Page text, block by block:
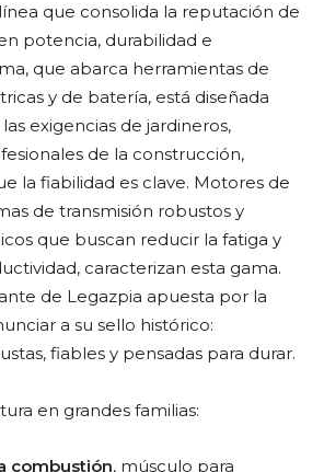
que consolida la reputación de
potencia, durabilidad e
que abarca herramientas de
y de batería, está diseñada
exigencias de jardineros,
de la construcción,
la fiabilidad es clave. Motores de
de transmisión robustos y
que buscan reducir la fatiga y
caracterizan esta gama.
de Legazpia apuesta por la
a su sello histórico:
fiables y pensadas para durar.
en grandes familias:
combustión, músculo para